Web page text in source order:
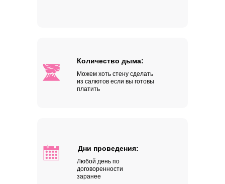
Можем хоть стену сделать
из салютов если вы готовы
платить
Количество дыма:
Любой день по
договоренности
заранее
Дни проведения: